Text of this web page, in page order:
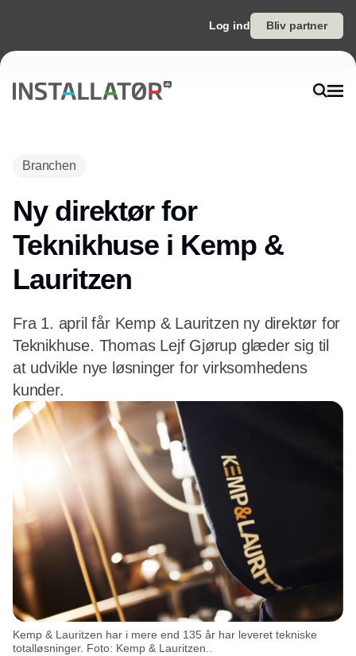
Log ind Bliv partner
Branchen
Ny direktør for
Teknikhuse i Kemp &
Lauritzen
Fra 1. april får Kemp & Lauritzen ny direktør for
Teknikhuse. Thomas Lejf Gjørup glæder sig til
at udvikle nye løsninger for virksomhedens
kunder.
Kemp & Lauritzen har i mere end 135 år har leveret tekniske
totalløsninger. Foto: Kemp & Lauritzen..